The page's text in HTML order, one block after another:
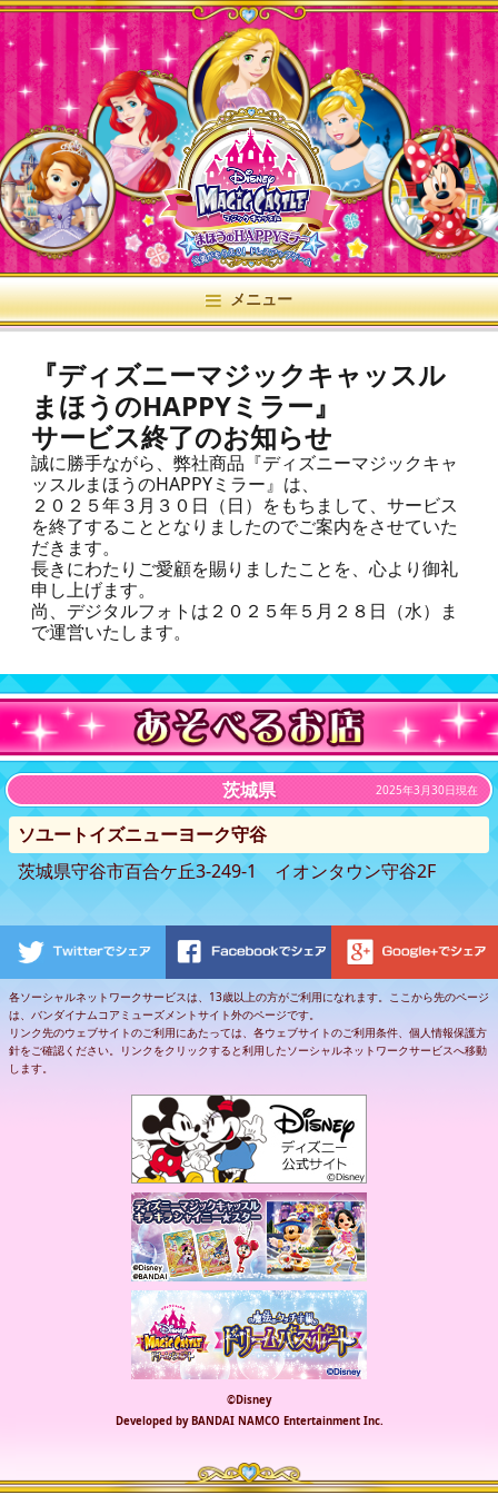
メニュー
『ディズニーマジックキャッスル
まほうのHAPPYミラー』
サービス終了のお知らせ
誠に勝手ながら、弊社商品『ディズニーマジックキャ
ッスルまほうのHAPPYミラー』は、
２０２５年３月３０日（日）をもちまして、サービス
を終了することとなりましたのでご案内をさせていた
だきます。
長きにわたりご愛顧を賜りましたことを、心より御礼
申し上げます。
尚、デジタルフォトは２０２５年５月２８日（水）ま
で運営いたします。
茨城県 2025年3月30日現在
ソユートイズニューヨーク守谷
茨城県守谷市百合ケ丘3-249-1 イオンタウン守谷2F
各ソーシャルネットワークサービスは、13歳以上の方がご利用になれます。ここから先のページ
は、バンダイナムコアミューズメントサイト外のページです。
リンク先のウェブサイトのご利用にあたっては、各ウェブサイトのご利用条件、個人情報保護方
針をご確認ください。リンクをクリックすると利用したソーシャルネットワークサービスへ移動
します。
©Disney
Developed by BANDAI NAMCO Entertainment Inc.